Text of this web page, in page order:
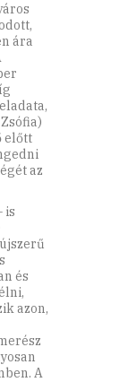
ára
előtt
az
is
és
azon,
A